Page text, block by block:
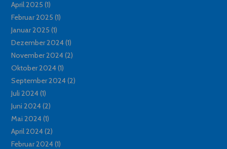
April 2025 (1)
Februar 2025 (1)
Januar 2025 (1)
Dezember 2024(1)
November 2024(2)
Oktober 2024(1)
September 2024(2)
Juli 2024(1)
Juni 2024(2)
Mai 2024(1)
April 2024(2)
Februar 2024(1)